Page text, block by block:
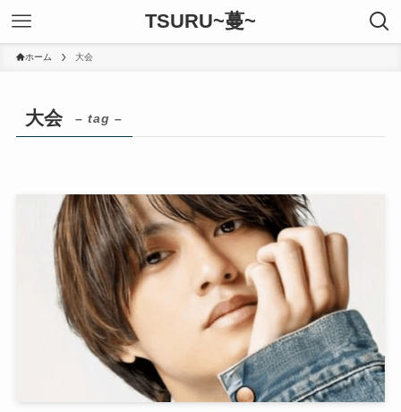
TSURU~蔓~
ホーム 大会
大会 – tag –